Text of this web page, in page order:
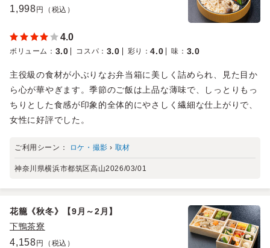
1,998円（税込）
4.0
ボリューム ： 3.0 コスパ ： 3.0 彩り ：4.0 味 ： 3.0
主役級の食材が小ぶりなお弁当箱に美しく詰められ、見た目か
ら心が華やぎます。季節のご飯は上品な薄味で、しっとりもっ
ちりとした食感が印象的全体的にやさしく繊細な仕上がりで、
女性に好評でした。
ご利用シーン： ロケ・撮影 › 取材
神奈川県横浜市都筑区高山2026/03/01
花籠《秋冬》【9月～2月】
下鴨茶寮
4,158円（税込）